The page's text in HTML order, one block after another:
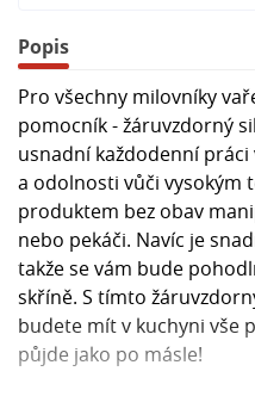
Popis
Pro všechny milovníky
pomocník - žáruvzdorný
usnadní každodenní
a odolnosti vůči vysokým
produktem bez obav
nebo pekáči. Navíc je
takže se vám bude
skříně. S tímto
budete mít v kuchyni vše
půjde jako po másle!